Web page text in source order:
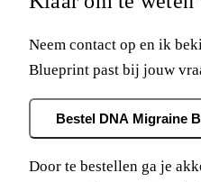
Neem contact op en ik
Blueprint past bij jouw
Bestel DNA Migraine
Door te bestellen ga je